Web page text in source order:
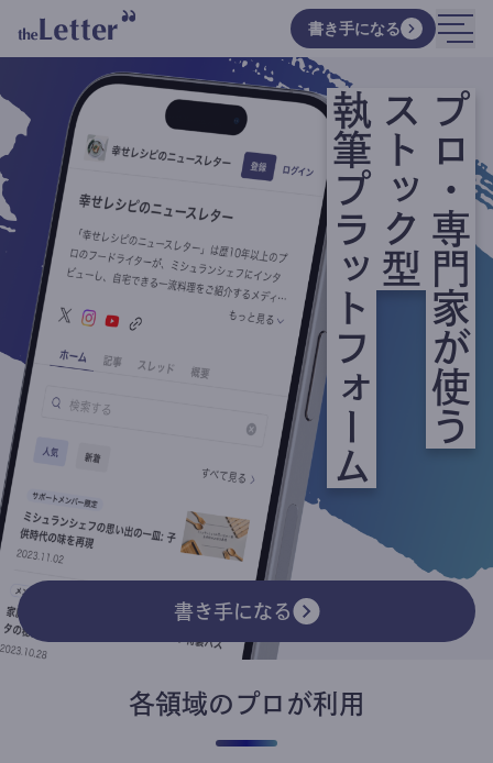
書き手になる
プロ・専門家が使う
ストック型
執筆プラットフォーム
書き手になる
各領域のプロが利用